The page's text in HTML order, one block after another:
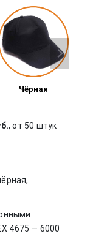
Чёрная
, от 50 штук
4675 — 6000